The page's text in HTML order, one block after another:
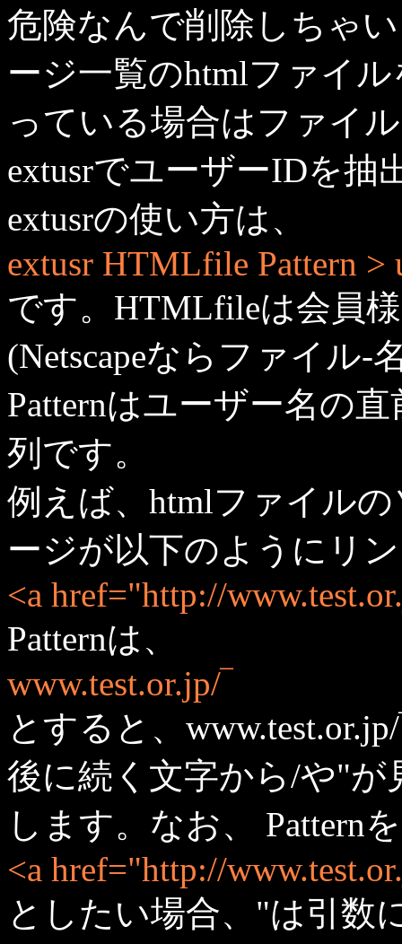
危険なんで削除しちゃ
ージ一覧のhtmlファイ
っている場合はファイ
extusrでユーザーIDを抽
extusrの使い方は、
extusr HTMLfile Pattern >
です。HTMLfileは会員
(Netscapeならファイル-
Patternはユーザー名の
列です。
例えば、htmlファイル
ージが以下のようにリ
<a href="http://
Patternは、
www.test.or.jp/‾
とすると、
後に続く文字から/や"
します。なお、 Patternを
<a href="http://
としたい場合、"は引数